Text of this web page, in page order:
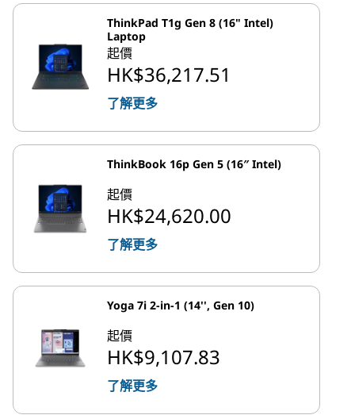
ThinkPad T1g Gen 8 (16" Intel)
Laptop
起價
HK$36,217.51
了解更多
ThinkBook 16p Gen 5 (16″ Intel)
起價
HK$24,620.00
了解更多
Yoga 7i 2-in-1 (14'', Gen 10)
起價
HK$9,107.83
了解更多